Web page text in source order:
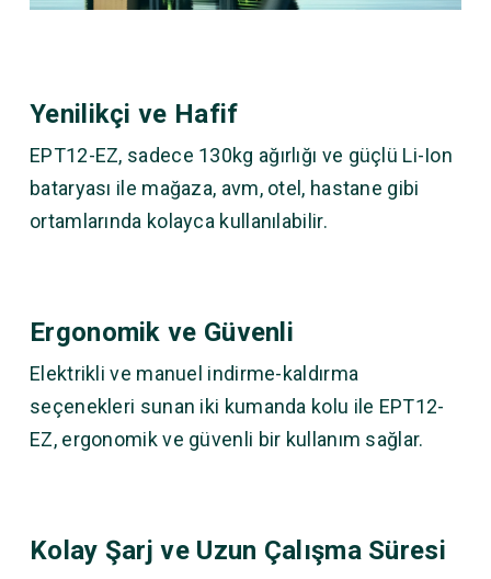
Yenilikçi ve Hafif
EPT12-EZ, sadece 130kg ağırlığı ve güçlü Li-Ion
bataryası ile mağaza, avm, otel, hastane gibi
ortamlarında kolayca kullanılabilir.
Ergonomik ve Güvenli
Elektrikli ve manuel indirme-kaldırma
seçenekleri sunan iki kumanda kolu ile EPT12-
EZ, ergonomik ve güvenli bir kullanım sağlar.
Kolay Şarj ve Uzun Çalışma Süresi